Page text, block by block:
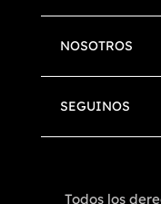
NOSOTROS
SEGUINOS
Todos los